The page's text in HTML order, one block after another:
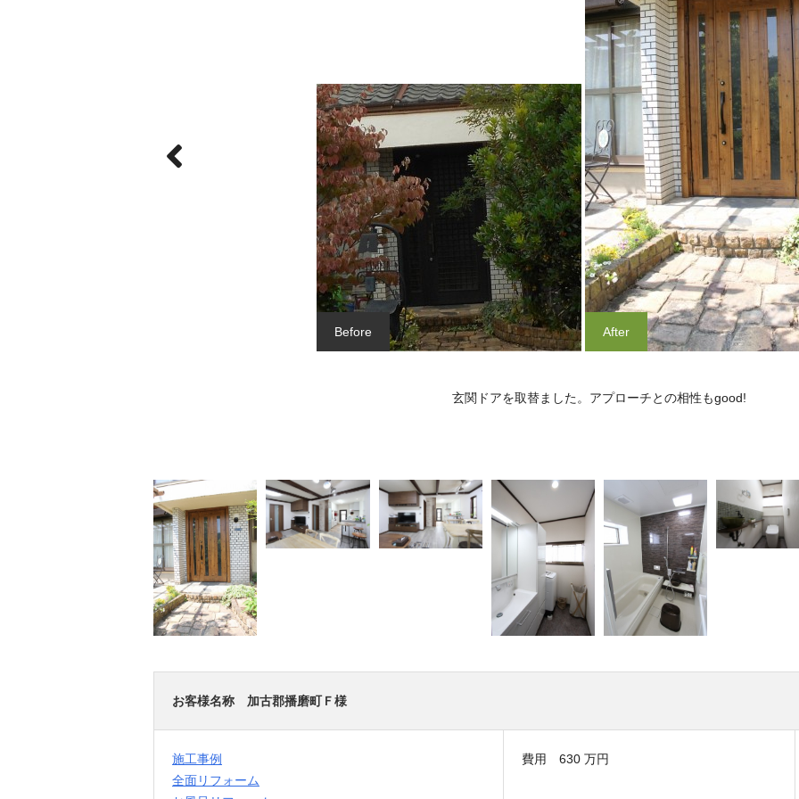
Before After
玄関ドアを取替ました。アプローチとの相性もgood!
お客様名称 加古郡播磨町Ｆ様
施工事例
全面リフォーム
費用 630 万円